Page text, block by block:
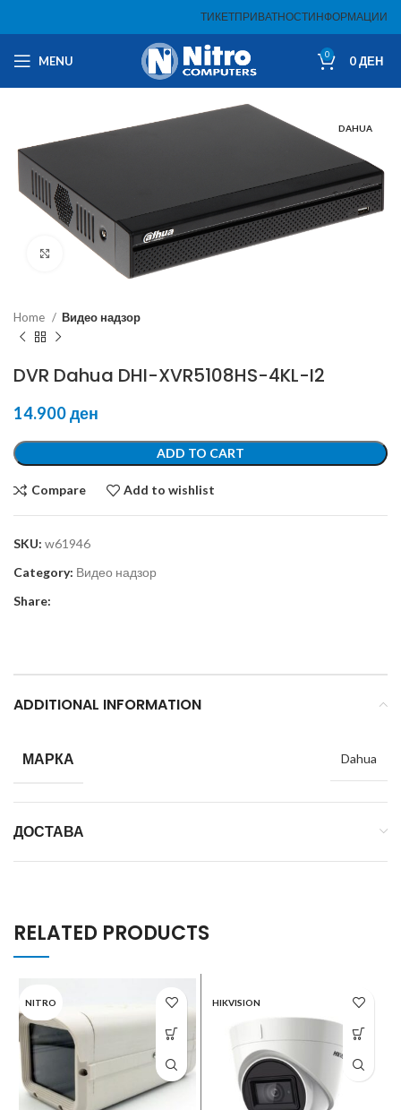
ТИКЕТПРИВАТНОСТИНФОРМАЦИИ
MENU 0 0ДЕН
DAHUA
Click to enlarge
Home Видео надзор
DVR Dahua DHI-XVR5108HS-4KL-I2
14.900ден
ADD TO CART
Compare Add to wishlist
SKU: w61946
Category: Видео надзор
Share:
ADDITIONAL INFORMATION
МАРКА Dahua
ДОСТАВА
RELATED PRODUCTS
NITRO HIKVISION